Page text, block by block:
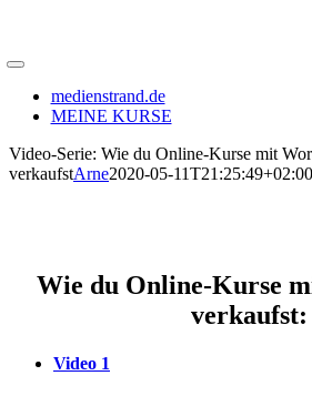
medienstrand.de
MEINE KURSE
Video-Serie: Wie du Online-Kurse mit
verkaufstArne2020-05-11T21:25:49+02:00
Wie du Online-Kurse
verkaufst:
Video 1